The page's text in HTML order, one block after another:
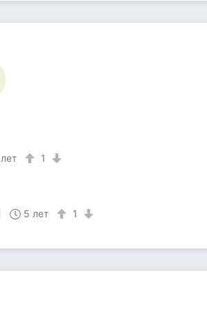
1
5 лет 1